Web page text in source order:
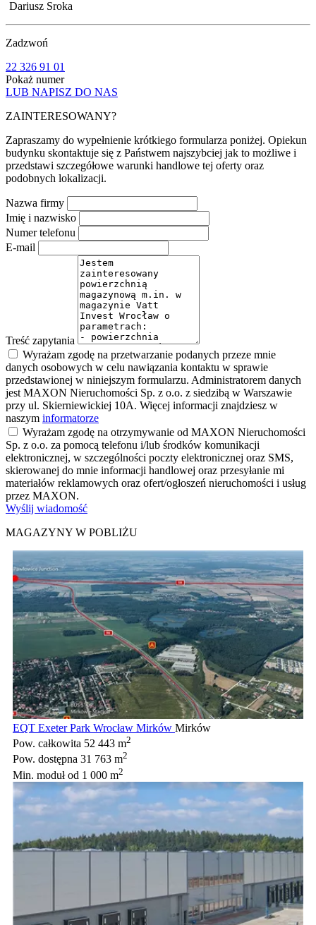
Dariusz Sroka
Zadzwoń
22 326 91 01
Pokaż numer
LUB NAPISZ DO NAS
ZAINTERESOWANY?
Zapraszamy do wypełnienie krótkiego formularza poniżej. Opiekun
budynku skontaktuje się z Państwem najszybciej jak to możliwe i
przedstawi szczegółowe warunki handlowe tej oferty oraz
podobnych lokalizacji.
Nazwa firmy
Imię i nazwisko
Numer telefonu
E-mail
Treść zapytania
Wyrażam zgodę na przetwarzanie podanych przeze mnie
danych osobowych w celu nawiązania kontaktu w sprawie
przedstawionej w niniejszym formularzu. Administratorem danych
jest MAXON Nieruchomości Sp. z o.o. z siedzibą w Warszawie
przy ul. Skierniewickiej 10A. Więcej informacji znajdziesz w
naszym informatorze
Wyrażam zgodę na otrzymywanie od MAXON Nieruchomości
Sp. z o.o. za pomocą telefonu i/lub środków komunikacji
elektronicznej, w szczególności poczty elektronicznej oraz SMS,
skierowanej do mnie informacji handlowej oraz przesyłanie mi
materiałów reklamowych oraz ofert/ogłoszeń nieruchomości i usług
przez MAXON.
Wyślij wiadomość
MAGAZYNY W POBLIŻU
EQT Exeter Park Wrocław Mirków Mirków
Pow. całkowita 52 443 m2
Pow. dostępna 31 763 m2
Min. modułod 1 000 m2